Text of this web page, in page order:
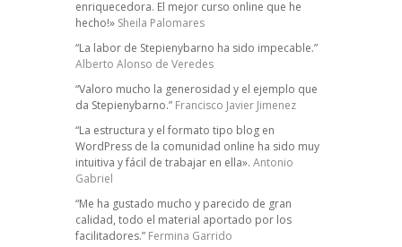
enriquecedora. El mejor curso online que he
hecho!» Sheila Palomares
“La labor de Stepienybarno ha sido impecable.”
Alberto Alonso de Veredes
“Valoro mucho la generosidad y el ejemplo que
da Stepienybarno.” Francisco Javier Jimenez
“La estructura y el formato tipo blog en
WordPress de la comunidad online ha sido muy
intuitiva y fácil de trabajar en ella». Antonio
Gabriel
“Me ha gustado mucho y parecido de gran
calidad, todo el material aportado por los
facilitadores.” Fermina Garrido